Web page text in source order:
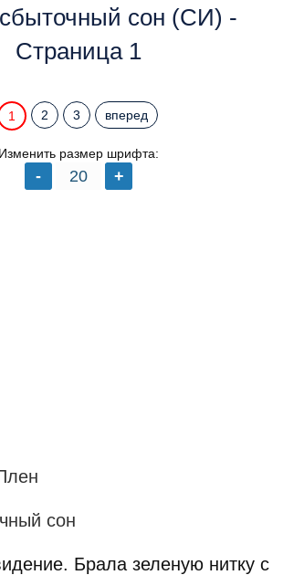
сон (СИ) -
Страница 1
1 2 3 вперед
Изменить размер шрифта:
сон
Брала зеленую нитку с